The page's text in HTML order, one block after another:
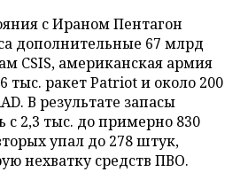
с Ираном Пентагон
дополнительные 67 млрд
CSIS, американская армия
тыс. ракет Patriot и около 200
В результате запасы
с 2,3 тыс. до примерно 830
упал до 278 штук,
нехватку средств ПВО.